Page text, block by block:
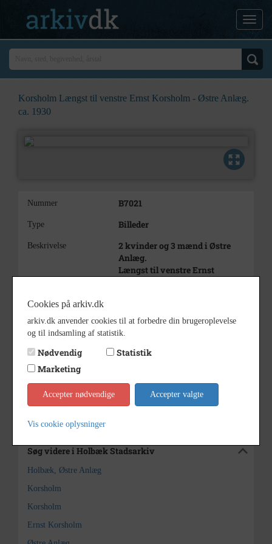
Korsholm Længst til venstre Ernst Korsholm - Østre Anlæg.
ca. 1930
Nummer B7021
Type Billeder
Beskrivelse
2 kvinder og 3 mænd i Østre
Anlæg.
Længst til venstre Ernst
Bemærkning
Periode 1928 - 1935
Dateringsnote
Fotograf
Holbæk Stadsarkiv
Søg videre i Holbæk Stadsarkiv
Holbæk, Østre Anlæg
Korsholm
Korsholm
Ernst Korsholm
Cookies på arkiv.dk
arkiv.dk anvender cookies til at forbedre din brugeroplevelse
og til indsamling af statistik.
Nødvendig
Statistik
Marketing
Accepter nødvendige Accepter valgte
Vis cookie oplysninger